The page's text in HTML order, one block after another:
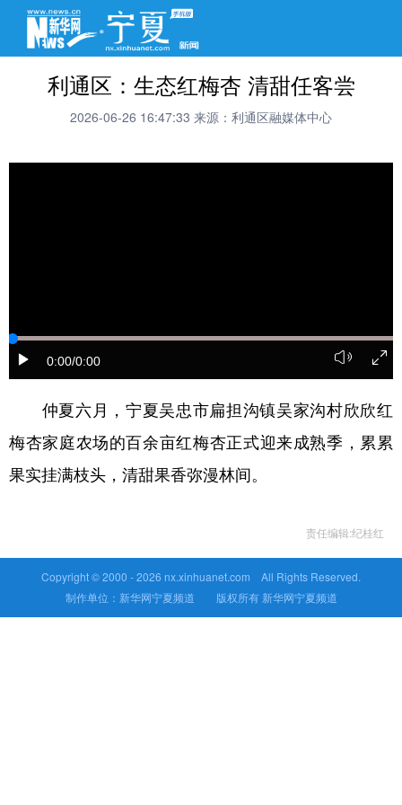
利通区：生态红梅杏 清甜任客尝
2026-06-26 16:47:33 来源：利通区融媒体中心
0:00/0:00
仲夏六月，宁夏吴忠市扁担沟镇吴家沟村欣欣红
梅杏家庭农场的百余亩红梅杏正式迎来成熟季，累累
果实挂满枝头，清甜果香弥漫林间。
责任编辑:纪桂红
Copyright © 2000 -2026 nx.xinhuanet.com All Rights Reserved.
制作单位：新华网宁夏频道 版权所有 新华网宁夏频道